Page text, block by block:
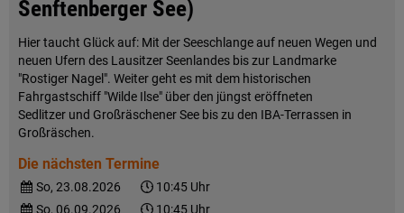
Senftenberger See)
Hier taucht Glück auf: Mit der Seeschlange auf neuen Wegen und
neuen Ufern des Lausitzer Seenlandes bis zur Landmarke
"Rostiger Nagel". Weiter geht es mit dem historischen
Fahrgastschiff "Wilde Ilse" über den jüngst eröffneten
Sedlitzer und Großräschener See bis zu den IBA-Terrassen in
Großräschen.
Die nächsten Termine
So, 23.08.2026
10:45 Uhr
So, 06.09.2026
10:45 Uhr